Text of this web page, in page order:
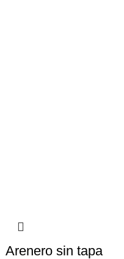
Arenero sin tapa